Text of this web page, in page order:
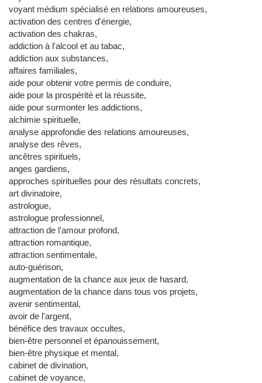
voyant médium spécialisé en relations amoureuses,
activation des centres d'énergie,
activation des chakras,
addiction à l'alcool et au tabac,
addiction aux substances,
affaires familiales,
aide pour obtenir votre permis de conduire,
aide pour la prospérité et la réussite,
aide pour surmonter les addictions,
alchimie spirituelle,
analyse approfondie des relations amoureuses,
analyse des rêves,
ancêtres spirituels,
anges gardiens,
approches spirituelles pour des résultats concrets,
art divinatoire,
astrologue,
astrologue professionnel,
attraction de l'amour profond,
attraction romantique,
attraction sentimentale,
auto-guérison,
augmentation de la chance aux jeux de hasard,
augmentation de la chance dans tous vos projets,
avenir sentimental,
avoir de l'argent,
bénéfice des travaux occultes,
bien-être personnel et épanouissement,
bien-être physique et mental,
cabinet de divination,
cabinet de voyance,